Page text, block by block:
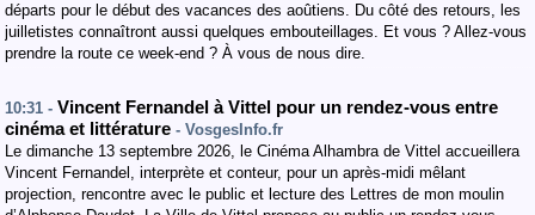
départs pour le début des vacances des aoûtiens. Du côté des retours, les
juilletistes connaîtront aussi quelques embouteillages. Et vous ? Allez-vous
prendre la route ce week-end ? À vous de nous dire.
10:31 - Vincent Fernandel à Vittel pour un rendez-vous entre
cinéma et littérature - VosgesInfo.fr
Le dimanche 13 septembre 2026, le Cinéma Alhambra de Vittel accueillera
Vincent Fernandel, interprète et conteur, pour un après-midi mêlant
projection, rencontre avec le public et lecture des Lettres de mon moulin